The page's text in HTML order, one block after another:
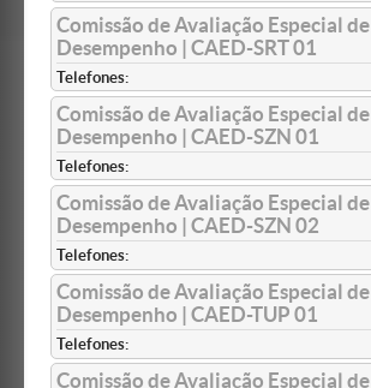
Comissão de Avaliação Especial de
Desempenho | CAED-SRT 01
Telefones:
Comissão de Avaliação Especial de
Desempenho | CAED-SZN 01
Telefones:
Comissão de Avaliação Especial de
Desempenho | CAED-SZN 02
Telefones:
Comissão de Avaliação Especial de
Desempenho | CAED-TUP 01
Telefones:
Comissão de Avaliação Especial de